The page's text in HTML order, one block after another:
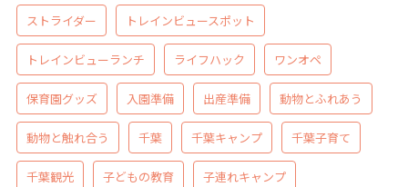
ストライダー トレインビュースポット
トレインビューランチ ライフハック ワンオペ
保育園グッズ 入園準備 出産準備 動物とふれあう
動物と触れ合う 千葉 千葉キャンプ 千葉子育て
千葉観光 子どもの教育 子連れキャンプ